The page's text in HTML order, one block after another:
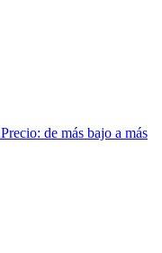
Precio: de más bajo a más